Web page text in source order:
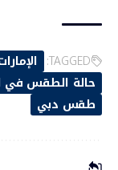
TAGGED:
حالة الطقس في
طقس دبي